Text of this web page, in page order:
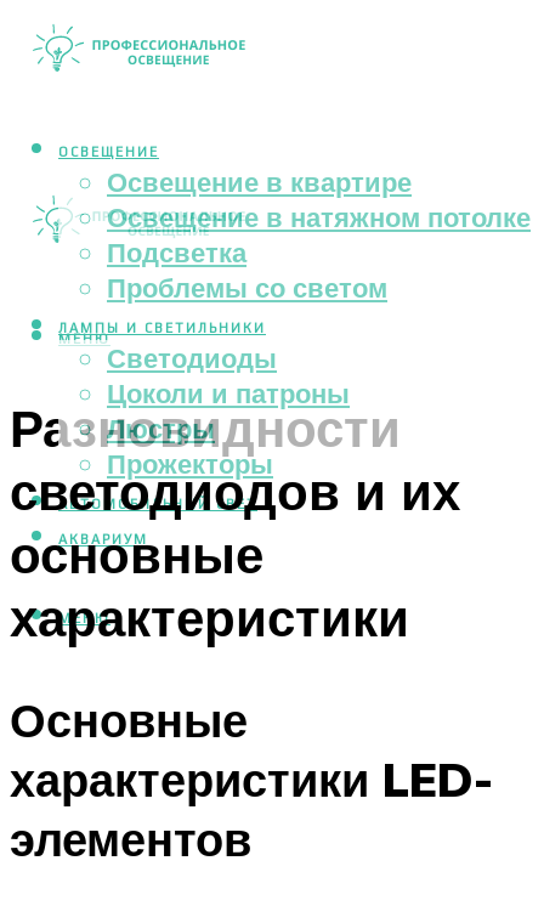
ОСВЕЩЕНИЕ
Освещение в квартире
Освещение в натяжном потолке
Подсветка
Проблемы со светом
ЛАМПЫ И СВЕТИЛЬНИКИ
Светодиоды
Цоколи и патроны
Люстры
Прожекторы
АВТОМОБИЛЬНЫЙ СВЕТ
АКВАРИУМ
МЕНЮ
МЕНЮ
Разновидности
светодиодов и их
основные
характеристики
Основные
характеристики LED-
элементов